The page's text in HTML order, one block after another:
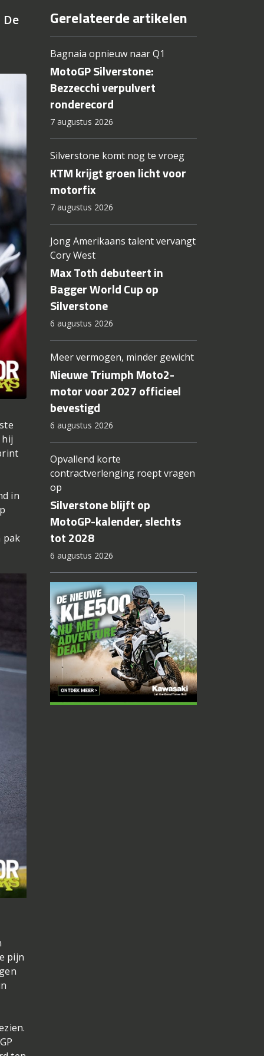
in
pak
pijn
Gerelateerde artikelen
Bagnaia opnieuw naar Q1
MotoGP Silverstone:
Bezzecchi verpulvert
ronderecord
7 augustus 2026
Silverstone komt nog te vroeg
KTM krijgt groen licht voor
motorfix
7 augustus 2026
Jong Amerikaans talent vervangt
Cory West
Max Toth debuteert in
Bagger World Cup op
Silverstone
6 augustus 2026
Meer vermogen, minder gewicht
Nieuwe Triumph Moto2-
motor voor 2027 officieel
bevestigd
6 augustus 2026
Opvallend korte
contractverlenging roept vragen
op
Silverstone blijft op
MotoGP-kalender, slechts
tot 2028
6 augustus 2026